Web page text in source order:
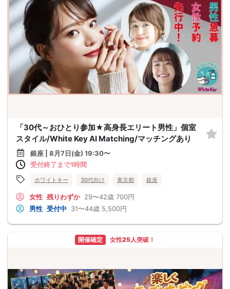
「30代～おひとり参加★高身長エリート男性」個室
スタイル/White Key AI Matching/マッチングあり
銀座 | 8月7日(金) 19:30〜
受付終了まで1時間
ホワイトキー 30代向け 東京都 銀座
女性 残りわずか 29〜42歳 700円
男性 受付中 31〜44歳 5,500円
開催確定 女性25人突破！